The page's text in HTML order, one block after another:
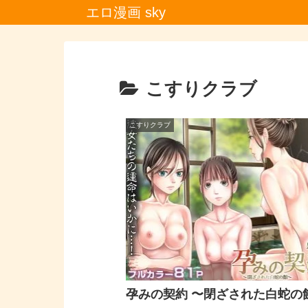
エロ漫画 sky
こすりクラブ
こすりクラブ
孕みの契約 〜閉ざされた白蛇の